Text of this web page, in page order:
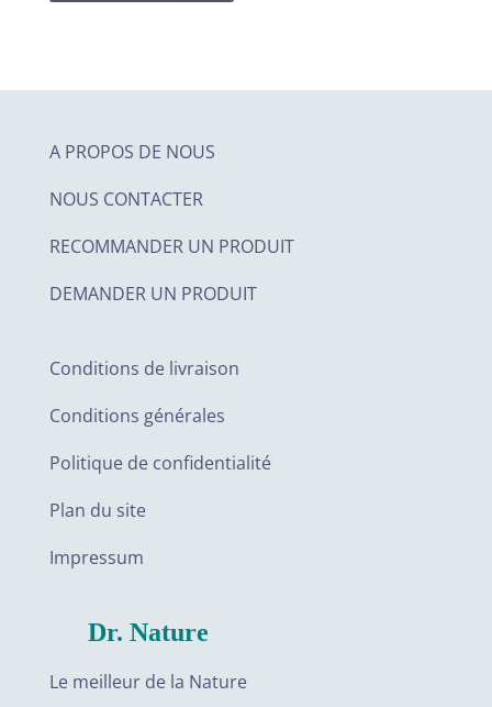
A PROPOS DE NOUS
NOUS CONTACTER
RECOMMANDER UN PRODUIT
DEMANDER UN PRODUIT
Conditions de livraison
Conditions générales
Politique de confidentialité
Plan du site
Impressum
Dr. Nature
Le meilleur de la Nature